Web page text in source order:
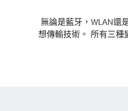
無論是藍牙，WLAN還
想傳輸技術。 所有三種